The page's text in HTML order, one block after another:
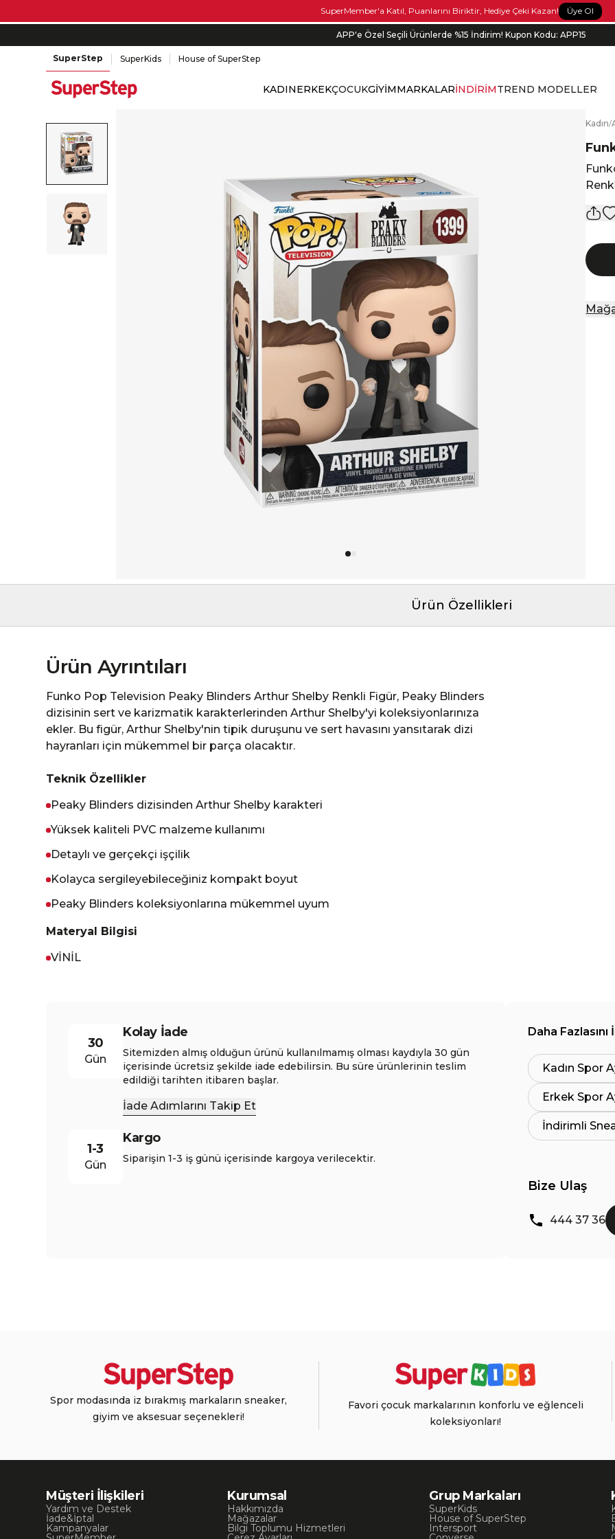
SuperMember'a Katıl, Puanlarını Biriktir, Hediye Çeki Kazan! Üye Ol
APP'e Özel Seçili Ürünlerde %15 İndirim! Kupon Kodu: APP15
SuperStep SuperKids House of SuperStep
KADINERKEKÇOCUKGİYİMMARKALARİNDİRİMTREND MODELLER
Kadın/
Ürün Özellikleri
Ürün Ayrıntıları
Funko Pop Television Peaky Blinders Arthur Shelby Renkli Figür, Peaky Blinders
dizisinin sert ve karizmatik karakterlerinden Arthur Shelby'yi koleksiyonlarınıza
ekler. Bu figür, Arthur Shelby'nin tipik duruşunu ve sert havasını yansıtarak dizi
hayranları için mükemmel bir parça olacaktır.
Teknik Özellikler
Peaky Blinders dizisinden Arthur Shelby karakteri
Yüksek kaliteli PVC malzeme kullanımı
Detaylı ve gerçekçi işçilik
Kolayca sergileyebileceğiniz kompakt boyut
Peaky Blinders koleksiyonlarına mükemmel uyum
Materyal Bilgisi
VİNİL
30
Gün
Kolay İade
Sitemizden almış olduğun ürünü kullanılmamış olması kaydıyla 30 gün
içerisinde ücretsiz şekilde iade edebilirsin. Bu süre ürünlerinin teslim
edildiği tarihten itibaren başlar.
İade Adımlarını Takip Et
1-3
Gün
Kargo
Siparişin 1-3 iş günü içerisinde kargoya verilecektir.
Daha Fazlasını
Kadın Spor
Erkek Spor
İndirimli
Bize Ulaş
444 37 36
Spor modasında iz bırakmış markaların sneaker,
giyim ve aksesuar seçenekleri!
Favori çocuk markalarının konforlu ve eğlenceli
koleksiyonları!
Müşteri İlişkileri
Yardım ve Destek
İade&İptal
Kampanyalar
Kurumsal
Hakkımızda
Mağazalar
Bilgi Toplumu Hizmetleri
Grup Markaları
SuperKids
House of SuperStep
Intersport